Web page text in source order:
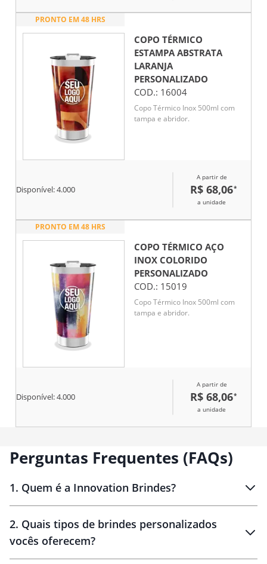
PRONTO EM 48 HRS
COPO TÉRMICO
ESTAMPA ABSTRATA
LARANJA
PERSONALIZADO
COD.: 16004
Copo Térmico Inox 500ml com
tampa e abridor.
Disponível:4.000
A partir de
R$ 68,06*
a unidade
PRONTO EM 48 HRS
COPO TÉRMICO AÇO
INOX COLORIDO
PERSONALIZADO
COD.: 15019
Copo Térmico Inox 500ml com
tampa e abridor.
Disponível:4.000
A partir de
R$ 68,06*
a unidade
Perguntas Frequentes (FAQs)
1. Quem é a Innovation Brindes?
Brindes personalizados
2. Quais tipos de brindes personalizados
vocês oferecem?